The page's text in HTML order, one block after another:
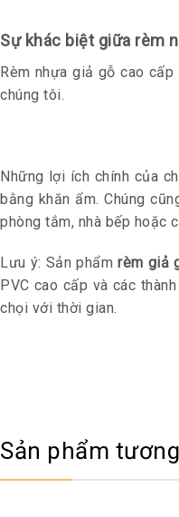
Sự khác biệt giữa rèm
Rèm nhựa giả gỗ cao
chúng tôi.
Những lợi ích chính của
bằng khăn ẩm. Chúng
phòng tắm, nhà bếp hoặc
Lưu ý: Sản phẩmrèm giả
PVC cao cấp và các
chọi với thời gian.
Sản phẩm